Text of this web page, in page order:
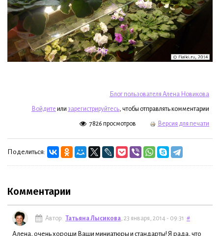
Блог пользователя Алена Новикова
Войдите или зарегистрируйтесь, чтобы отправлять комментарии
7826 просмотров Версия для печати
Поделиться:
Комментарии
Автор: Татьяна Лысикова , 23 января, 2014 - 09:31 #
Алена, очень хороши Ваши миниатюры и стандарты! Я рада, что